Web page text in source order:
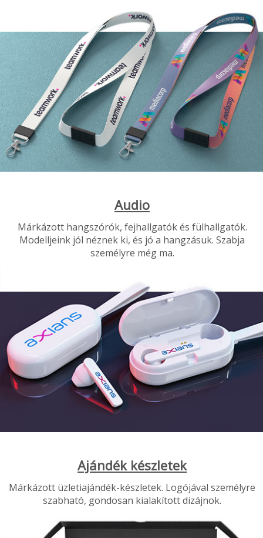
Audio
Márkázott hangszórók, fejhallgatók és fülhallgatók.
Modelljeink jól néznek ki, és jó a hangzásuk. Szabja
személyre még ma.
Ajándék készletek
Márkázott üzletiajándék-készletek. Logójával személyre
szabható, gondosan kialakított dizájnok.